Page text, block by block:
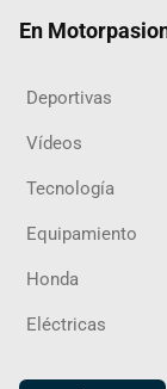
En
Deportivas
Vídeos
Tecnología
Equipamiento
Honda
Eléctricas